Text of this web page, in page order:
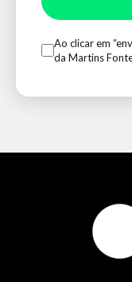
Ao clicar em
da Martins